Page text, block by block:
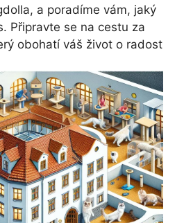
a poradíme vám, jaký
Připravte se na cestu za
obohatí váš život o radost